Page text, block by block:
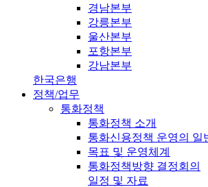
경남본부
강릉본부
울산본부
포항본부
강남본부
한국은행
정책/업무
통화정책
통화정책 소개
통화신용정책 운영의 일
목표 및 운영체계
통화정책방향 결정회의
일정 및 자료